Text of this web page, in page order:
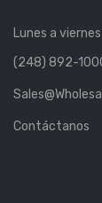
Lunes a
(248) 892-
Contáctanos